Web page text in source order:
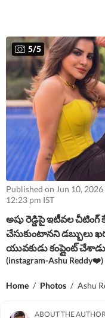
5/5
Published on Jun 10, 2026
12:23 pm IST
అషు రెడ్డిపై ఇటీవల
చేసుకుంటానని డబ్బులు
యువకుడు కంప్లైంట్
(instagram-Ashu Reddy❤️)
Home / Photos / Ashu
ABOUT THE AUTHOR